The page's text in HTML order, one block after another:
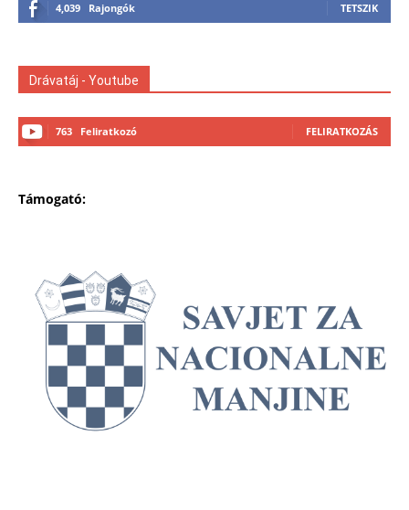
4,039 Rajongók TETSZIK
Drávatáj - Youtube
763 Feliratkozó FELIRATKOZÁS
Támogató: